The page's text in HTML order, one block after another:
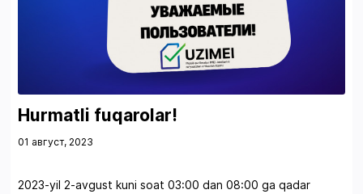
Hurmatli fuqarolar!
01 август, 2023
2023-yil 2-avgust kuni soat 03:00 dan 08:00 ga qadar